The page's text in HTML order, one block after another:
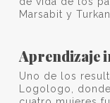
Marsabit y
Aprendizaje
Uno de los
Logologo,